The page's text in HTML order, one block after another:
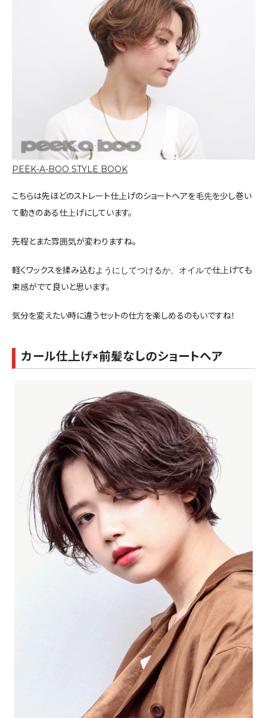
PEEK-A-BOO STYLE BOOK
こちらは先ほどのストレート仕上げのショートヘアを毛先を少し巻い
て動きのある仕上げにしています。
先程とまた雰囲気が変わりますね。
軽くワックスを揉み込むようにしてつけるか、オイルで仕上げても
束感がでて良いと思います。
気分を変えたい時に違うセットの仕方を楽しめるのもいですね！
カール仕上げ×前髪なしのショートヘア